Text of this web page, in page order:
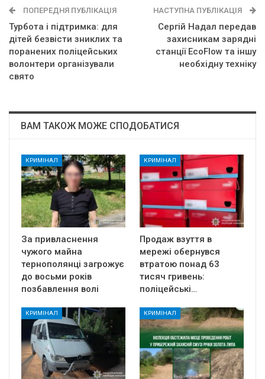
ПОПЕРЕДНЯ ПУБЛІКАЦІЯ
Турбота і підтримка: для
дітей безвісти зниклих та
поранених поліцейських
волонтери організували
свято
НАСТУПНА ПУБЛІКАЦІЯ
Сергій Надал передав
захисникам зарядні
станції EcoFlow та іншу
необхідну техніку
ВАМ ТАКОЖ МОЖЕ СПОДОБАТИСЯ
КРИМІНАЛ
За привласнення
чужого майна
тернополянці загрожує
до восьми років
позбавлення волі
КРИМІНАЛ
Продаж взуття в
мережі обернувся
втратою понад 63
тисяч гривень:
поліцейські…
КРИМІНАЛ КРИМІНАЛ